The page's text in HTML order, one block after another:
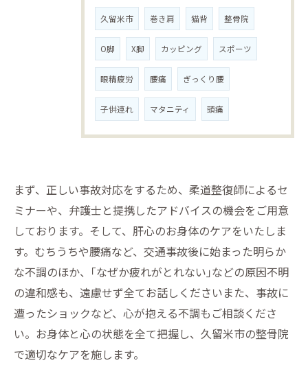
久留米市 巻き肩 猫背 整骨院
O脚 X脚 カッピング スポーツ
眼精疲労 腰痛 ぎっくり腰
子供連れ マタニティ 頭痛
まず、正しい事故対応をするため、柔道整復師によるセ
ミナーや、弁護士と提携したアドバイスの機会をご用意
しております。そして、肝心のお身体のケアをいたしま
す。むちうちや腰痛など、交通事故後に始まった明らか
な不調のほか、｢なぜか疲れがとれない｣などの原因不明
の違和感も、遠慮せず全てお話しくださいまた、事故に
遭ったショックなど、心が抱える不調もご相談くださ
い。お身体と心の状態を全て把握し、久留米市の整骨院
で適切なケアを施します。